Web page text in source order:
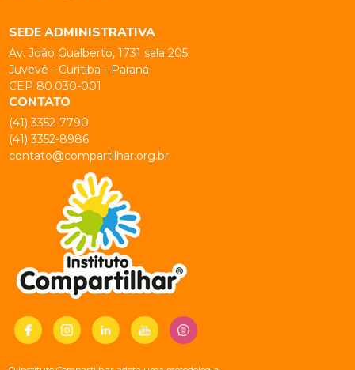
SEDE ADMINISTRATIVA
Av. João Gualberto, 1731 sala 205
Juvevê - Curitiba - Paraná
CEP 80.030-001
CONTATO
(41) 3352-7790
(41) 3352-8986
contato@compartilhar.org.br